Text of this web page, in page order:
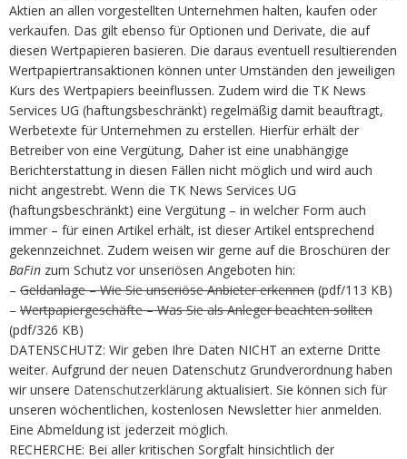
Aktien an allen vorgestellten Unternehmen halten, kaufen oder
verkaufen. Das gilt ebenso für Optionen und Derivate, die auf
diesen Wertpapieren basieren. Die daraus eventuell resultierenden
Wertpapiertransaktionen können unter Umständen den jeweiligen
Kurs des Wertpapiers beeinflussen. Zudem wird die TK News
Services UG (haftungsbeschränkt) regelmäßig damit beauftragt,
Werbetexte für Unternehmen zu erstellen. Hierfür erhält der
Betreiber von eine Vergütung, Daher ist eine unabhängige
Berichterstattung in diesen Fällen nicht möglich und wird auch
nicht angestrebt. Wenn die TK News Services UG
(haftungsbeschränkt) eine Vergütung – in welcher Form auch
immer – für einen Artikel erhält, ist dieser Artikel entsprechend
gekennzeichnet. Zudem weisen wir gerne auf die Broschüren der
BaFin zum Schutz vor unseriösen Angeboten hin:
– Geldanlage – Wie Sie unseriöse Anbieter erkennen (pdf/113 KB)
– Wertpapiergeschäfte – Was Sie als Anleger beachten sollten
(pdf/326 KB)
DATENSCHUTZ: Wir geben Ihre Daten NICHT an externe Dritte
weiter. Aufgrund der neuen Datenschutz Grundverordnung haben
wir unsere Datenschutzerklärung aktualisiert. Sie können sich für
unseren wöchentlichen, kostenlosen Newsletter hier anmelden.
Eine Abmeldung ist jederzeit möglich.
RECHERCHE: Bei aller kritischen Sorgfalt hinsichtlich der